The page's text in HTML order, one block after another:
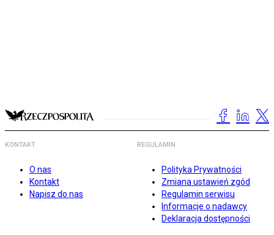
KONTAKT
O nas
Kontakt
Napisz do nas
REGULAMIN
Polityka Prywatności
Zmiana ustawień zgód
Regulamin serwisu
Informacje o nadawcy
Deklaracja dostępności